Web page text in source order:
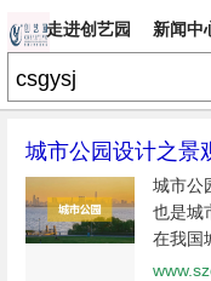
走进创艺园 新闻中
城市公园设计之景
城市公
也是城
在我国
划设计